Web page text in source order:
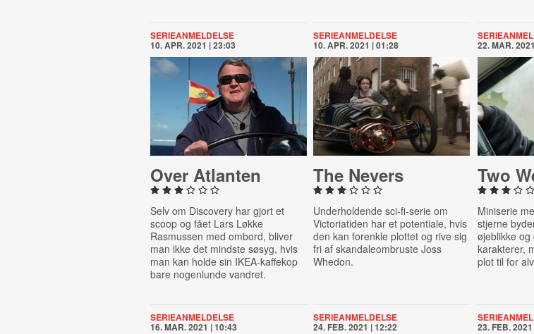
SERIEANMELDELSE
10. APR. 2021 | 23:03
Over Atlanten
Selv om Discovery har gjort et
scoop og fået Lars Løkke
Rasmussen med ombord, bliver
man ikke det mindste søsyg, hvis
man kan holde sin IKEA-kaffekop
bare nogenlunde vandret.
SERIEANMELDELSE
10. APR. 2021 | 01:28
The Nevers
Underholdende sci-fi-serie om
Victoriatiden har et potentiale, hvis
den kan forenkle plottet og rive sig
fri af skandaleombruste Joss
Whedon.
22. MAR.
Two
Miniserie
stjerne
øjeblikke
karakterer,
plot til for
SERIEANMELDELSE
16. MAR. 2021 | 10:43
SERIEANMELDELSE
24. FEB. 2021 | 12:22 23. FEB.